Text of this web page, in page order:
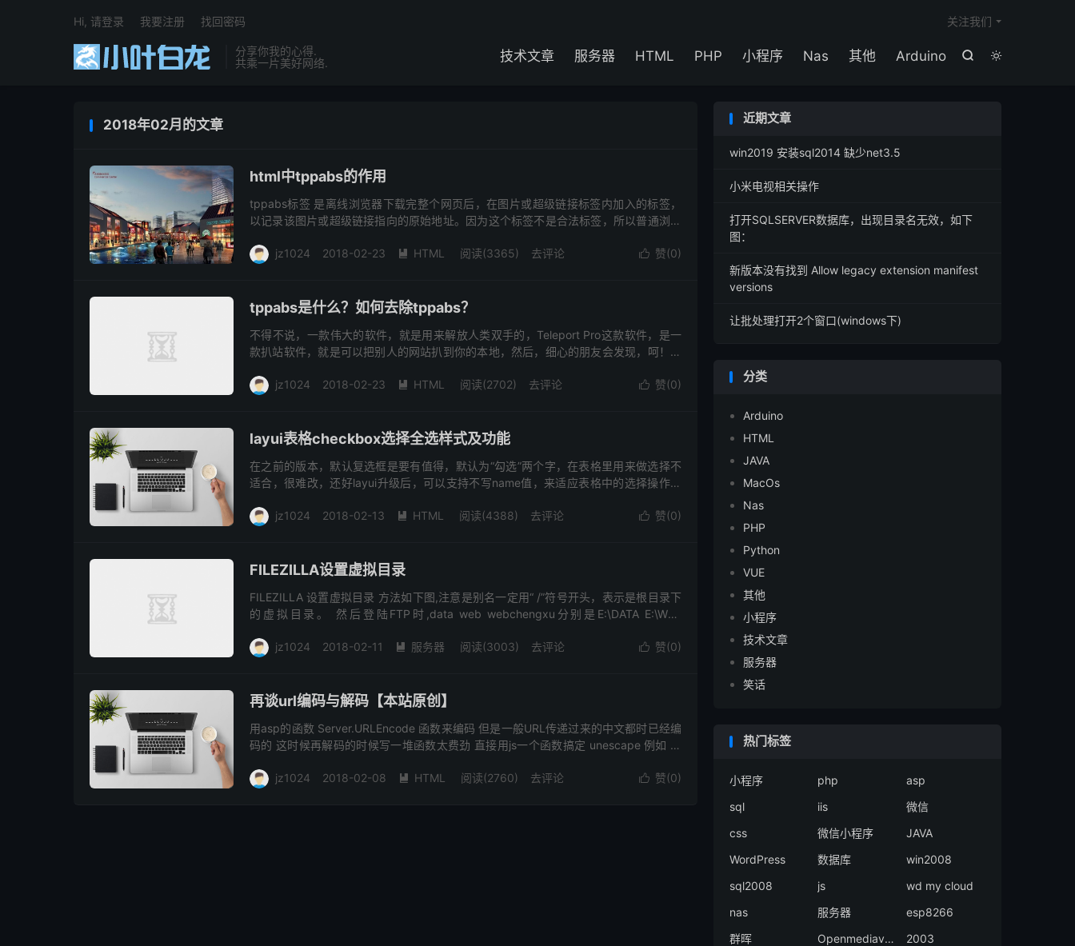
分享你我的心得.
共乘一片美好网络.


技术文章 服务器 HTML PHP 小程序 Nas 其他 Arduino
关注我们
Hi, 请登录 我要注册 找回密码
2018年02月的文章
html中tppabs的作用
tppabs标签 是离线浏览器下载完整个网页后，在图片或超级链接标签内加入的标签，
以记录该图片或超级链接指向的原始地址。因为这个标签不是合法标签，所以普通浏览
 赞(0)
jz1024 2018-02-23  HTML 阅读(3365) 去评论
tppabs是什么？如何去除tppabs？
不得不说，一款伟大的软件，就是用来解放人类双手的，Teleport Pro这款软件，是一
款扒站软件，就是可以把别人的网站扒到你的本地，然后，细心的朋友会发现，呵！怎
 赞(0)
jz1024 2018-02-23  HTML 阅读(2702) 去评论
layui表格checkbox选择全选样式及功能
在之前的版本，默认复选框是要有值得，默认为“勾选”两个字，在表格里用来做选择不
适合，很难改，还好layui升级后，可以支持不写name值，来适应表格中的选择操作。
 赞(0)
jz1024 2018-02-13  HTML 阅读(4388) 去评论
FILEZILLA设置虚拟目录
FILEZILLA 设置虚拟目录 方法如下图,注意是别名一定用“ /”符号开头，表示是根目录下
的虚拟目录。 然后登陆FTP时,data web webchengxu分别是E:\DATA E:\WEB
 赞(0)
jz1024 2018-02-11  服务器 阅读(3003) 去评论
再谈url编码与解码【本站原创】
用asp的函数 Server.URLEncode 函数来编码 但是一般URL传递过来的中文都时已经编
码的 这时候再解码的时候写一堆函数太费劲 直接用js一个函数搞定 unescape 例如 把
 赞(0)
jz1024 2018-02-08  HTML 阅读(2760) 去评论
近期文章
win2019 安装sql2014 缺少net3.5
小米电视相关操作
打开SQLSERVER数据库，出现目录名无效，如下
图：
新版本没有找到 Allow legacy extension manifest
versions
让批处理打开2个窗口(windows下)
分类
Arduino
HTML
JAVA
MacOs
Nas
PHP
Python
VUE
其他
小程序
技术文章
服务器
笑话
热门标签
小程序 php
asp
sql
iis
微信
css
微信小程序
JAVA
WordPress
数据库
win2008
sql2008
js
wd my cloud
nas
服务器
esp8266
群晖
Openmediavault
2003